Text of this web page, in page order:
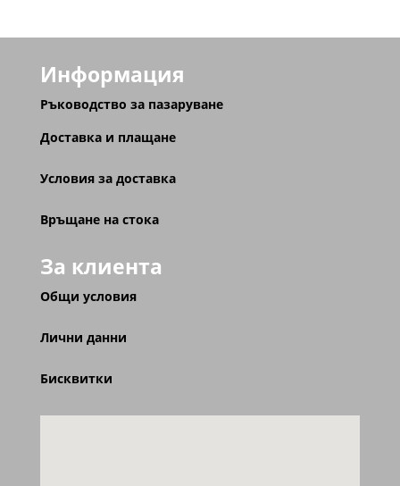
Информация
Ръководство за пазаруване
Доставка и плащане
Условия за доставка
Връщане на стока
За клиента
Общи условия
Лични данни
Бисквитки